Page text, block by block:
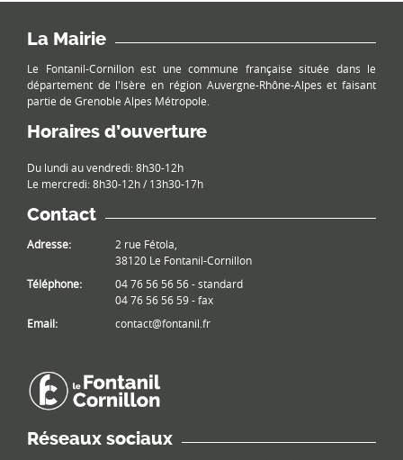
La Mairie
Le Fontanil-Cornillon est une commune française située dans le
département de l'Isère en région Auvergne-Rhône-Alpes et faisant
partie de Grenoble Alpes Métropole.
Horaires d’ouverture
Du lundi au vendredi: 8h30-12h
Le mercredi: 8h30-12h / 13h30-17h
Contact
Adresse:
2 rue Fétola,
38120 Le Fontanil-Cornillon
Téléphone:
04 76 56 56 56 - standard
04 76 56 56 59 - fax
Email:
contact@fontanil.fr
Réseaux sociaux